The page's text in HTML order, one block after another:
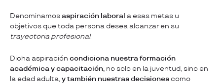
Denominamosaspiración laboral a esas metas u
objetivos que toda persona desea alcanzar en su
trayectoria profesional.
Dicha aspiración condiciona nuestra formación
académica y capacitación, no solo en la juventud, sino en
la edad adulta, y también nuestras decisiones como